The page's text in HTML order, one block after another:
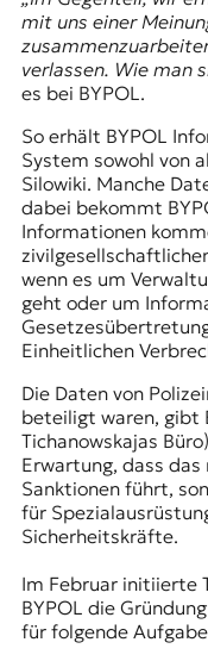
mit uns einer
verlassen. Wie man
es bei BYPOL.
So erhält BYPOL
System sowohl von
Silowiki. Manche
dabei bekommt
Informationen
wenn es um
geht oder um
Einheitlichen
Die Daten von
beteiligt waren, gibt
Tichanowskajas
Erwartung, dass
Sanktionen führt,
für
Sicherheitskräfte.
Im Februar initiierte
BYPOL die
für folgende